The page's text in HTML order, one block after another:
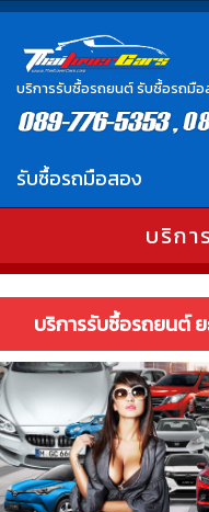
บริการรับซื้อรถยนต์ รับซื้อรถมื
บริก
บริการรับซื้อรถยนต์